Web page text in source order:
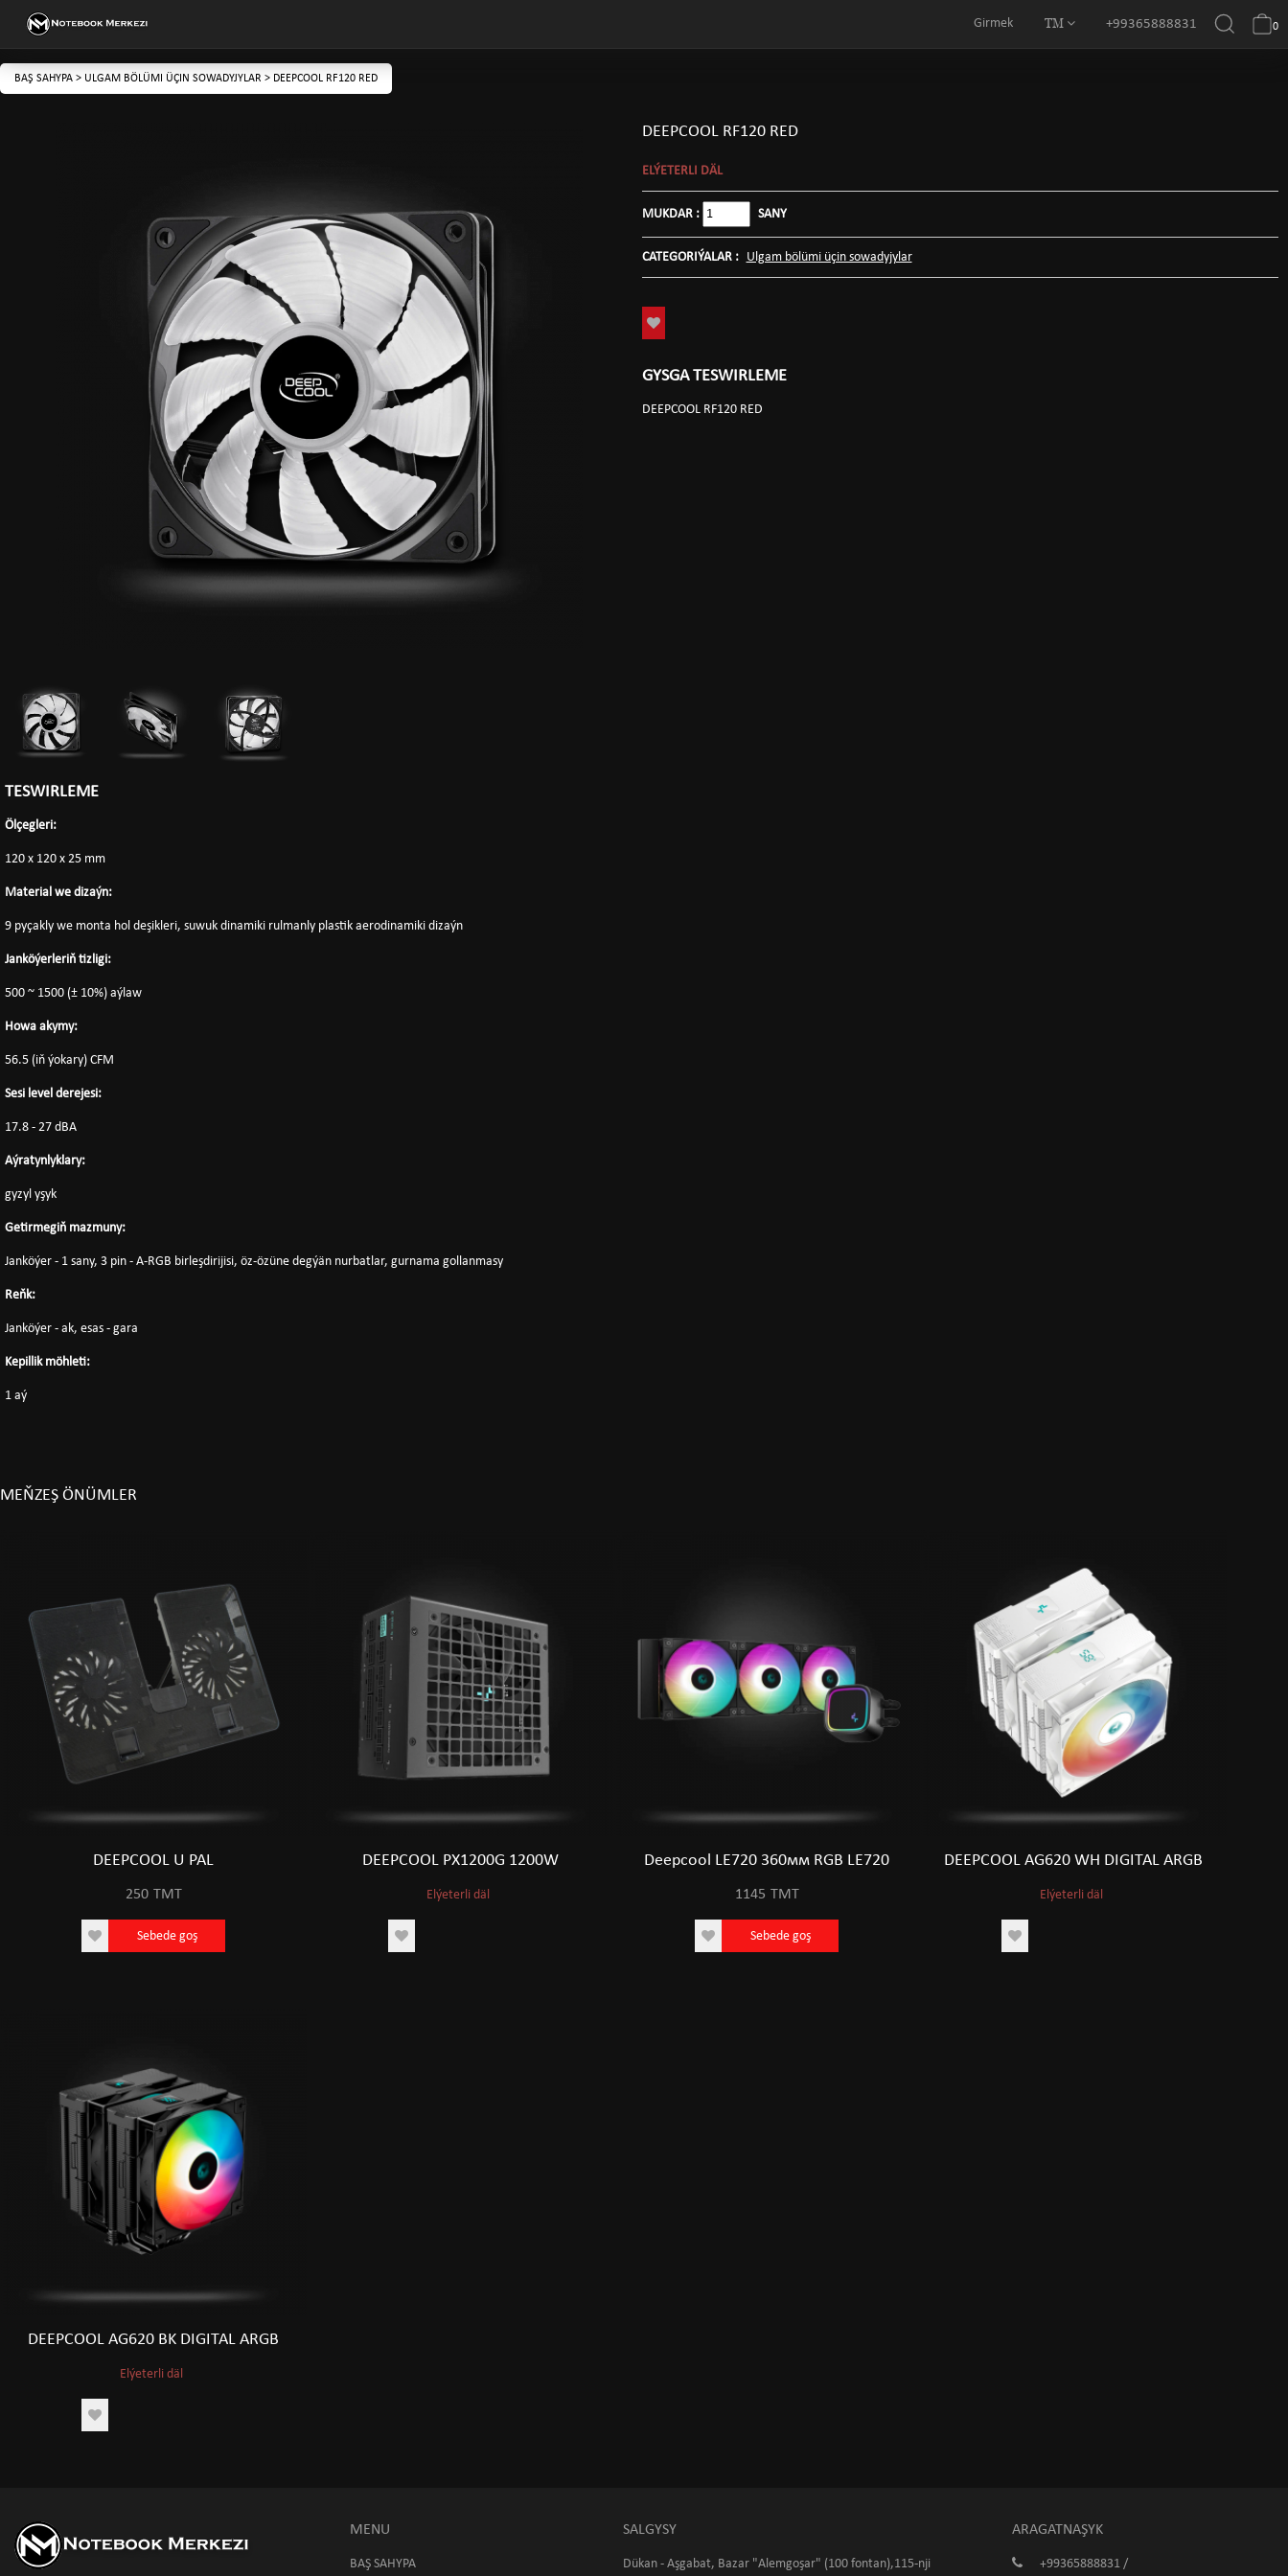
Girmek TM +99365888831 0
BAŞ SAHYPA > ULGAM BÖLÜMI ÜÇIN SOWADYJYLAR > DEEPCOOL RF120 RED
DEEPCOOL RF120 RED
ELÝETERLI DÄL
MUKDAR : SANY
CATEGORIÝALAR : Ulgam bölümi üçin sowadyjylar
GYSGA TESWIRLEME
DEEPCOOL RF120 RED
TESWIRLEME
Ölçegleri:
120 x 120 x 25 mm
Material we dizaýn:
9 pyçakly we monta hol deşikleri, suwuk dinamiki rulmanly plastik aerodinamiki dizaýn
Janköýerleriň tizligi:
500 ~ 1500 (± 10%) aýlaw
Howa akymy:
56.5 (iň ýokary) CFM
Sesi level derejesi:
17.8 - 27 dBA
Aýratynlyklary:
gyzyl yşyk
Getirmegiň mazmuny:
Janköýer - 1 sany, 3 pin - A-RGB birleşdirijisi, öz-özüne degýän nurbatlar, gurnama gollanmasy
Reňk:
Janköýer - ak, esas - gara
Kepillik möhleti:
1 aý
MEŇZEŞ ÖNÜMLER
DEEPCOOL U PAL
250 TMT
Sebede goş
DEEPCOOL PX1200G 1200W
Elýeterli däl
Deepcool LE720 360мм RGB LE720
1145 TMT
Sebede goş
DEEPCOOL AG620 WH DIGITAL ARGB
Elýeterli däl
DEEPCOOL AG620 BK DIGITAL ARGB
Elýeterli däl
MENU
BAŞ SAHYPA
SALGYSY
Dükan - Aşgabat, Bazar "Alemgoşar" (100 fontan),115-nji
ARAGATNAŞYK
+99365888831 /